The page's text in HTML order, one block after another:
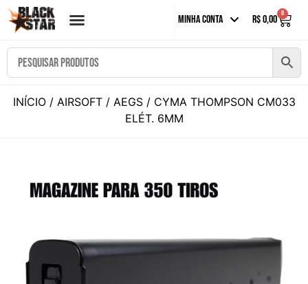
Minha Conta R$0,00
0
INÍCIO/ AIRSOFT/ AEGS/ CYMA THOMPSON CM033
ELÉT. 6MM